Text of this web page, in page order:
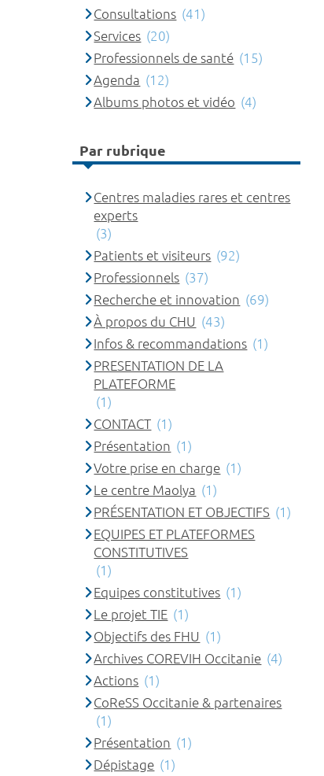
Consultations (41)
Services (20)
Professionnels de santé (15)
Agenda (12)
Albums photos et vidéo (4)
Par rubrique
Centres maladies rares et centres
experts
(3)
Patients et visiteurs (92)
Professionnels (37)
Recherche et innovation (69)
À propos du CHU (43)
Infos & recommandations (1)
PRESENTATION DE LA
PLATEFORME
(1)
CONTACT (1)
Présentation (1)
Votre prise en charge (1)
Le centre Maolya (1)
PRÉSENTATION ET OBJECTIFS (1)
EQUIPES ET PLATEFORMES
CONSTITUTIVES
(1)
Equipes constitutives (1)
Le projet TIE (1)
Objectifs des FHU (1)
Archives COREVIH Occitanie (4)
Actions (1)
CoReSS Occitanie & partenaires
(1)
Présentation (1)
Dépistage (1)